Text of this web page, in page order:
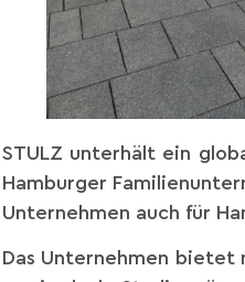
STULZ unterhält ein
Hamburger
Unternehmen auch für
Das Unternehmen bietet